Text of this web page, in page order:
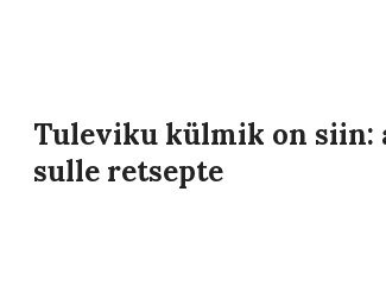
Tuleviku külmik on siin:
sulle retsepte